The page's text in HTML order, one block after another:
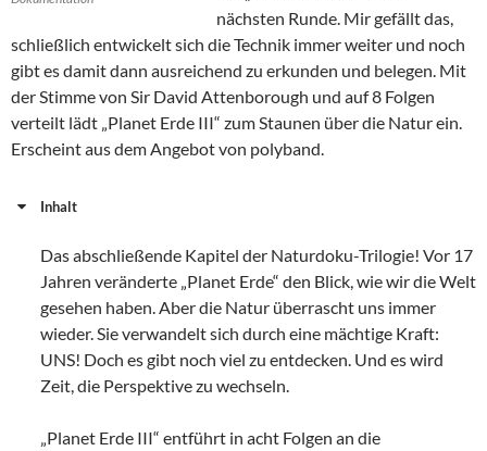
nächsten Runde. Mir gefällt das,
schließlich entwickelt sich die Technik immer weiter und noch
gibt es damit dann ausreichend zu erkunden und belegen. Mit
der Stimme von Sir David Attenborough und auf 8 Folgen
verteilt lädt „Planet Erde III“ zum Staunen über die Natur ein.
Erscheint aus dem Angebot von polyband.
Inhalt
Das abschließende Kapitel der Naturdoku-Trilogie! Vor 17
Jahren veränderte „Planet Erde“ den Blick, wie wir die Welt
gesehen haben. Aber die Natur überrascht uns immer
wieder. Sie verwandelt sich durch eine mächtige Kraft:
UNS! Doch es gibt noch viel zu entdecken. Und es wird
Zeit, die Perspektive zu wechseln.
„Planet Erde III“ entführt in acht Folgen an die